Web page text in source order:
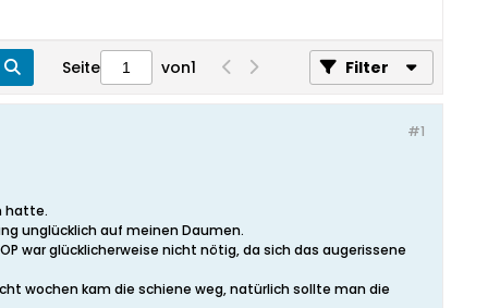
Seite von1 Filter
#1
hatte.
unglücklich auf meinen Daumen.
war glücklicherweise nicht nötig, da sich das augerissene
wochen kam die schiene weg, natürlich sollte man die